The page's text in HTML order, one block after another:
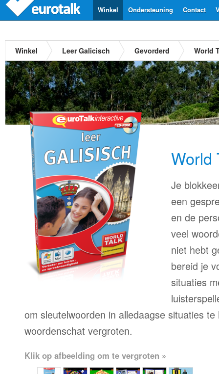
Contact
Ondersteuning
Winkel
Winkel Leer Galicisch Gevorderd World
World
Je
een
en de
veel
niet hebt
bereid je
situaties
om sleutelwoorden in alledaagse situaties
woordenschat vergroten.
Klik op afbeelding om te vergroten »